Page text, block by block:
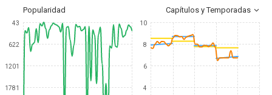
Popularidad Capítulos y Temporadas
43
622
1201
1781
10
8
6
4